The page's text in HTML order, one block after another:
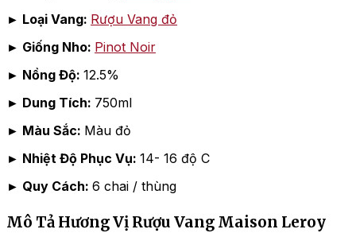
► Loại Vang: Rượu Vang đỏ
► Giống Nho: Pinot Noir
► Nồng Độ: 12.5%
► Dung Tích: 750ml
► Màu Sắc: Màu đỏ
► Nhiệt Độ Phục Vụ: 14- 16 độ C
► Quy Cách: 6 chai / thùng
Mô Tả Hương Vị Rượu Vang Maison Leroy